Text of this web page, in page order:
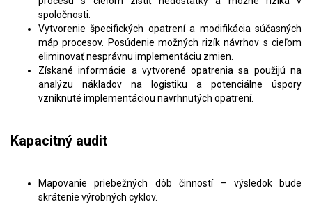
spoločnosti.
Vytvorenie špecifických opatrení a modifikácia súčasných
máp procesov. Posúdenie možných rizík návrhov s cieľom
eliminovať nesprávnu implementáciu zmien.
Získané informácie a vytvorené opatrenia sa použijú na
analýzu nákladov na logistiku a potenciálne úspory
vzniknuté implementáciou navrhnutých opatrení.
Kapacitný audit
Mapovanie priebežných dôb činností – výsledok bude
skrátenie výrobných cyklov.